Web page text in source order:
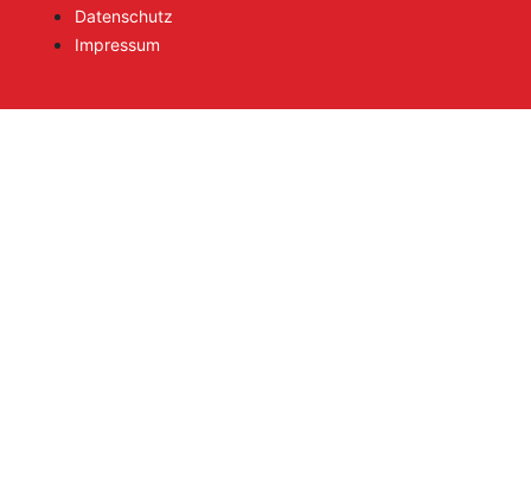
Datenschutz
Impressum